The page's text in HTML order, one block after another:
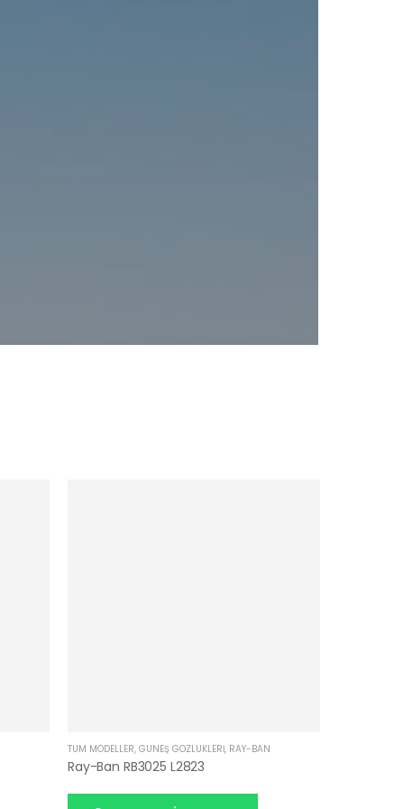
TÜM MODELLER, GÜNEŞ GÖZLÜKLERI, RAY-BAN
Ray-Ban RB3025 L2823